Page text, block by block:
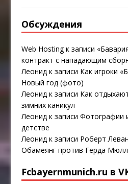
Обсуждения
Web Hostingк записи
контракт с нападающим
Леонид к записи Как игроки
Новый год (фото)
Леонид к записи Как
зимних каникул
Леонид к записиФотографии
детстве
Леонид к записи Роберт
Обамеянг против Герда
Fcbayernmunich.ru в